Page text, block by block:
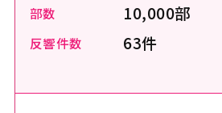
部数 10,000部
反響件数 63件